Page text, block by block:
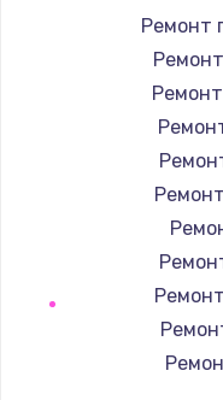
Замена
Ремонт